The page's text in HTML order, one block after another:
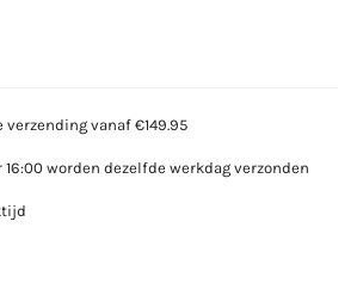
te dragen in alle (oorbel en
zijn 6mm.
verzending vanaf €149.95
worden dezelfde werkdag verzonden